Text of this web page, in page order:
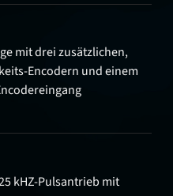
mit drei zusätzlichen,
Encodern und einem
kHZ-Pulsantrieb mit